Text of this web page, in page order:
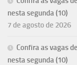
nesta segunda (10)
7 de agosto de 2026
Confira as vagas
nesta segunda (10)